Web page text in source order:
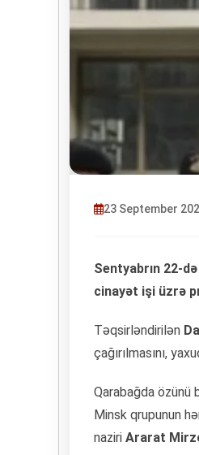
23 September
Sentyabrın 22-
cinayət işi üzrə
Təqsirləndirilən
çağırılmasını,
Qarabağda özünü
Minsk qrupunun
naziri Ararat